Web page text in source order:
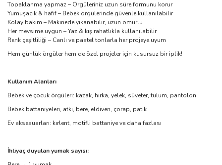
Topaklanma yapmaz – Örgüleriniz uzun süre formunu korur
Yumuşacık & hafif – Bebek örgülerinde güvenle kullanılabilir
Kolay bakım – Makinede yıkanabilir, uzun ömürlü
Her mevsime uygun – Yaz & kış rahatlıkla kullanılabilir
Renk çeşitliliği – Canlı ve pastel tonlarla her projeye uyum
Hem günlük örgüler hem de özel projeler için kusursuz bir iplik!
Kullanım Alanları
Bebek ve çocuk örgüleri: kazak, hırka, yelek, süveter, tulum, pantolon
Bebek battaniyeleri, atkı, bere, eldiven, çorap, patik
Ev aksesuarları: kırlent, motifli battaniye ve daha fazlası
İhtiyaç duyulan yumak sayısı: